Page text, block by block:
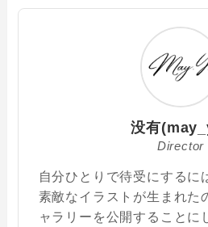
没有
Director
自分ひとりで待受にするに
素敵なイラストが生まれた
ャラリーを公開することに